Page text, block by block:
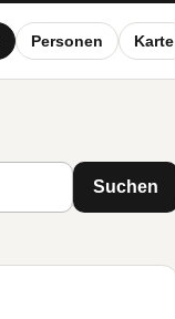
Personen Karte
Suchen